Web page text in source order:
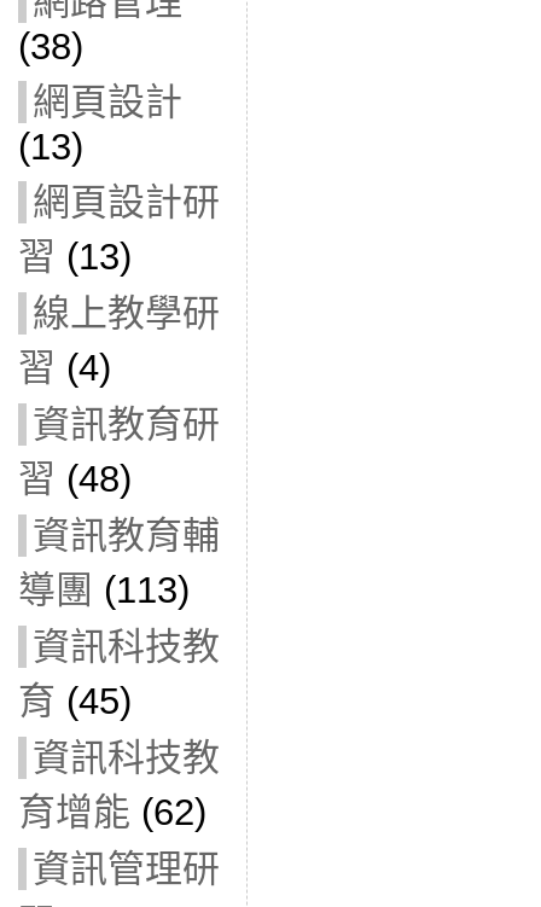
(38)
網頁設計
(13)
網頁設計研
習 (13)
線上教學研
習 (4)
資訊教育研
習 (48)
資訊教育輔
導團 (113)
資訊科技教
育 (45)
資訊科技教
育增能 (62)
資訊管理研